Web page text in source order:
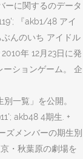
ーに関するのデータ
『akb1/48 アイ
んのいち アイドル
年 12月23日に発
ションゲーム。 企
一覧」を公開。
akb48 4期生. +
ズメンバーの期生別
・秋葉原の劇場を